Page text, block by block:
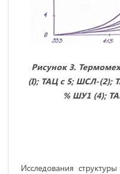
Рисунок 3.
(I); ТАЦ с 5; ШСЛ-(2);
% ШУ1 (4);
Исследования